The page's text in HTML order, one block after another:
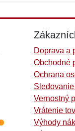
Doprava a
Obchodné
Ochrana
Vernostný
Vrátenie
Výhody